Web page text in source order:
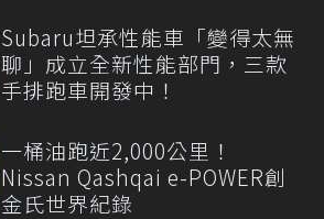
Subaru坦承性能車「變得太無
聊」成立全新性能部門，三款
手排跑車開發中！
一桶油跑近2,000公里！
Nissan Qashqai e-POWER創
金氏世界紀錄